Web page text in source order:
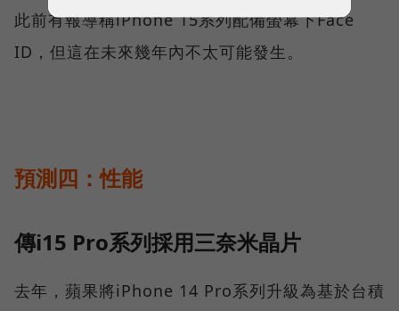
此前有報導稱iPhone 15系列配備螢幕下Face
ID，但這在未來幾年內不太可能發生。
預測四：性能
傳i15 Pro系列採用三奈米晶片
去年，蘋果將iPhone 14 Pro系列升級為基於台積